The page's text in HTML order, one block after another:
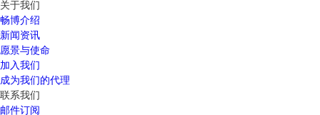
关于我们
畅博介绍
新闻资讯
愿景与使命
加入我们
成为我们的代理
联系我们
邮件订阅